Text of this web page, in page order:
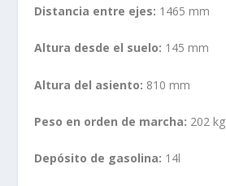
Distancia entre ejes: 1465 mm
Altura desde el suelo: 145 mm
Altura del asiento: 810 mm
Peso en orden de marcha: 202 kg
Depósito de gasolina: 14l